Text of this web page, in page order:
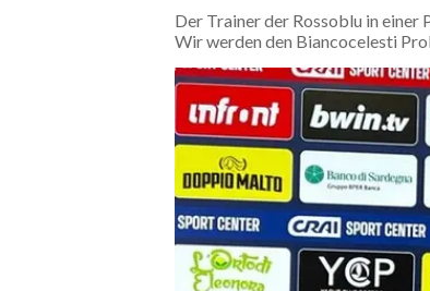
SERVIZI ALLE IMPRESE
Der Trainer der Rossoblu in einer
Wir werden den Biancocelesti